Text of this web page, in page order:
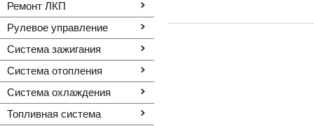
Ремонт ЛКП
Рулевое управление
Система зажигания
Система отопления
Система охлаждения
Топливная система